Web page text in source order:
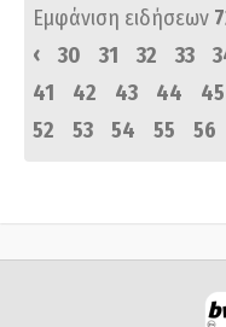
Εμφάνιση ειδήσεων
‹
30 31 32 33
41
42 43 44 45
52
53 54 55 56